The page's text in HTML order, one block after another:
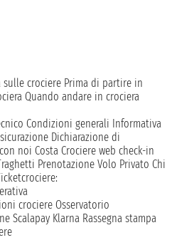
sulle crociere Prima di partire in
Quando andare in crociera
Condizioni generali Informativa
Dichiarazione di
noi Costa Crociere web check-in
Prenotazione Volo Privato Chi
crociere Osservatorio
Scalapay Klarna Rassegna stampa